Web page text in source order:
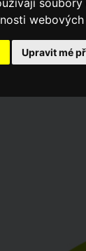
Upravit mé
2026/27
dveří ZŠ